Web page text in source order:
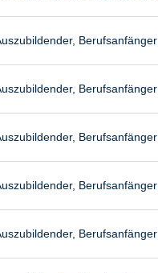
Berufsanfänger
Berufsanfänger
Berufsanfänger
Berufsanfänger
Berufsanfänger